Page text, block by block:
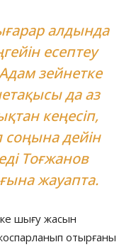
алдында
есептеу
зейнетке
да аз
кеңесіп,
дейін
Тоғжанов
жауапта.
шығу жасын
отырғаны